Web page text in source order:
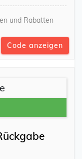
und Rabatten
Code anzeigen